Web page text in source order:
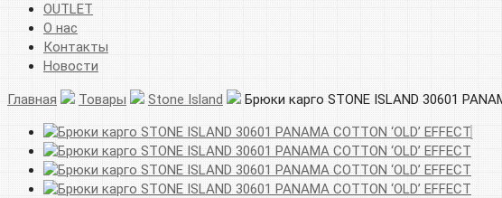
OUTLET
О нас
Контакты
Новости
Главная Товары Stone Island Брюки карго STONE ISLAND 30601